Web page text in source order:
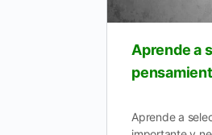
Aprende a
Aprende a